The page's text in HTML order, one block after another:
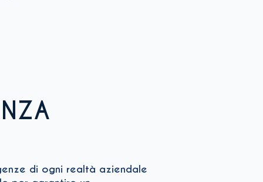
di ogni realtà aziendale